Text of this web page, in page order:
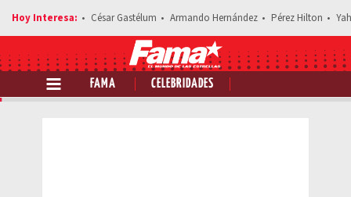
César Gastélum Armando Hernández Pérez Hilton
FAMA CELEBRIDADES
Comparte esta noticia